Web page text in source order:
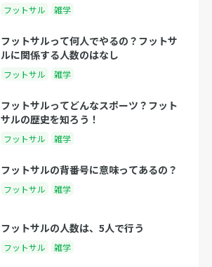
フットサル 雑学
フットサルって何人でやるの？フットサ
ルに関係する人数のはなし
フットサル 雑学
フットサルってどんなスポーツ？フット
サルの歴史を知ろう！
フットサル 雑学
フットサルの背番号に意味ってあるの？
フットサル 雑学
フットサルの人数は、5人で行う
フットサル 雑学